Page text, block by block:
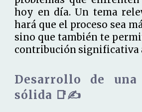
hoy en día. Un tema
hará que el proceso sea
sino que también te
contribución significativa
Desarrollo de una
sólida 📑✍️